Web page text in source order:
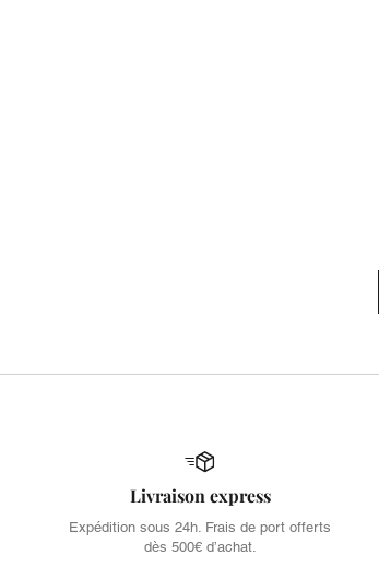
Livraison express
Expédition sous 24h. Frais de port offerts
dès 500€ d’achat.